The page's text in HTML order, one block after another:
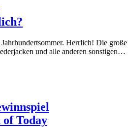
Herrlich! Die
und alle anderen sonstigen…
of Today